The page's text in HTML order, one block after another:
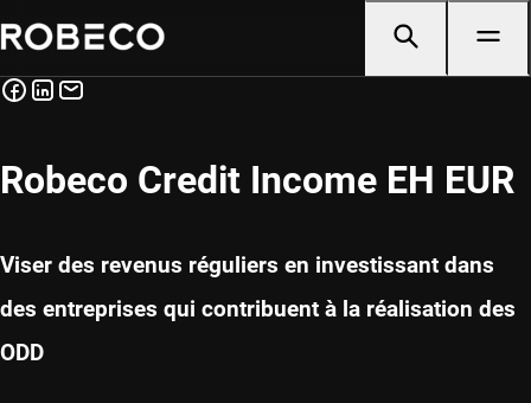
Robeco Credit Income EH EUR
Viser des revenus réguliers en investissant dans
des entreprises qui contribuent à la réalisation des
ODD